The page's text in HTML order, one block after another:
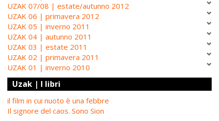
UZAK 07/08 | estate/autunno 2012
UZAK 06 | primavera 2012
UZAK 05 | inverno 2011
UZAK 04 | autunno 2011
UZAK 03 | estate 2011
UZAK 02 | primavera 2011
UZAK 01 | inverno 2010
Uzak | I libri
il film in cui nuoto è una febbre
Il signore del caos. Sono Sion